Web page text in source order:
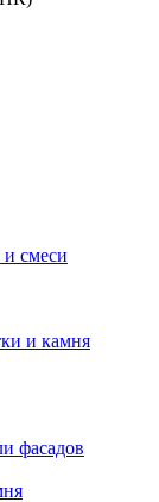
смеси
и камня
фасадов